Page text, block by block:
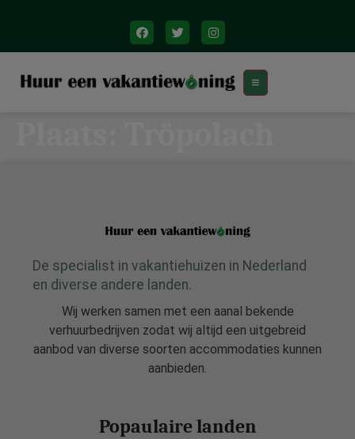
De specialist in vakantiehuizen in Nederland
en diverse andere landen.
Wij werken samen met een aanal bekende
verhuurbedrijven zodat wij altijd een uitgebreid
aanbod van diverse soorten accommodaties kunnen
aanbieden.
Popaulaire landen